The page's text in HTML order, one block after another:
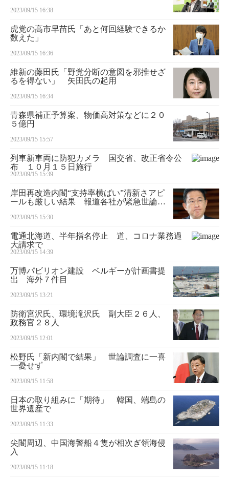
2023/09/15 16:38
虎党の高市早苗氏「あと何回経験できるか
数えた」
2023/09/15 16:36
維新の藤田氏「野党分断の意図を邪推せざ
るを得ない」 矢田氏の起用
2023/09/15 16:34
青森県補正予算案、物価高対策などに２０
５億円
2023/09/15 15:57
列車新車両に防犯カメラ 国交省、改正省令公
布 １０月１５日施行
2023/09/15 15:39
岸田再改造内閣“支持率横ばい”清新さアピ
ールも厳しい結果 報道各社が緊急世論調
2023/09/15 15:30
電通北海道、半年指名停止 道、コロナ業務過
大請求で
2023/09/15 14:39
万博パビリオン建設 ベルギーが計画書提
出 海外７件目
2023/09/15 13:21
防衛宮沢氏、環境滝沢氏 副大臣２６人、
政務官２８人
2023/09/15 12:01
松野氏「新内閣で結果」 世論調査に一喜
一憂せず
2023/09/15 11:58
日本の取り組みに「期待」 韓国、端島の
世界遺産で
2023/09/15 11:33
尖閣周辺、中国海警船４隻が相次ぎ領海侵
入
2023/09/15 11:18